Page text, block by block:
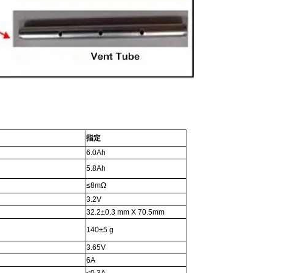
指定
6.0Ah
5.8Ah
≤8mΩ
3.2V
32.2±0.3 mm X 70.5mm
140±5 g
3.65V
6A